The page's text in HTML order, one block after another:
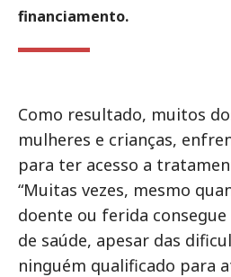
financiamento.
Como resultado, muitos
mulheres e crianças,
para ter acesso a
“Muitas vezes, mesmo
doente ou ferida
de saúde, apesar das
ninguém qualificado para